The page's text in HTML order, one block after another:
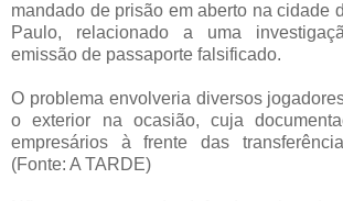
mandado de prisão em aberto na cidade
Paulo, relacionado a uma
emissão de passaporte falsificado.
O problema envolveria diversos
o exterior na ocasião, cuja
empresários à frente das
(Fonte: A TARDE)